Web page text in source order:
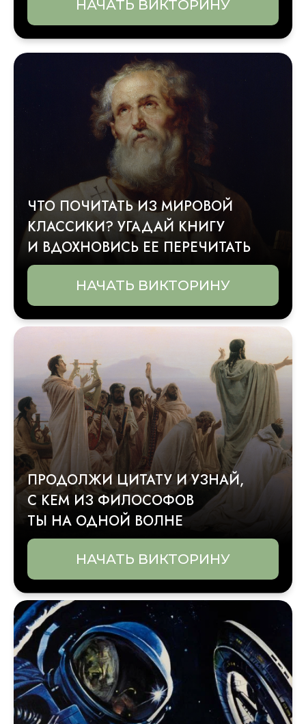
НАЧАТЬ ВИКТОРИНУ
ЧТО ПОЧИТАТЬ ИЗ МИРОВОЙ
КЛАССИКИ? УГАДАЙ КНИГУ
И ВДОХНОВИСЬ ЕЕ ПЕРЕЧИТАТЬ
НАЧАТЬ ВИКТОРИНУ
ПРОДОЛЖИ ЦИТАТУ И УЗНАЙ,
С КЕМ ИЗ ФИЛОСОФОВ
ТЫ НА ОДНОЙ ВОЛНЕ
НАЧАТЬ ВИКТОРИНУ